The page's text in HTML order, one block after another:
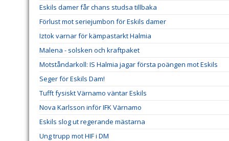
Eskils damer får chans studsa tillbaka
Förlust mot seriejumbon för Eskils damer
Iztok varnar för kämpastarkt Halmia
Malena - solsken och kraftpaket
Motståndarkoll: IS Halmia jagar första poängen mot Eskils
Seger för Eskils Dam!
Tufft fysiskt Värnamo väntar Eskils
Nova Karlsson inför IFK Värnamo
Eskils slog ut regerande mästarna
Ung trupp mot HIF i DM